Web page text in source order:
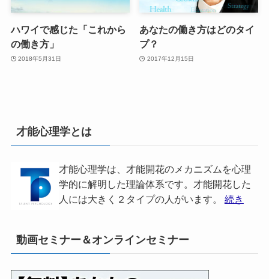
ハワイで感じた「これから
の働き方」
2018年5月31日
あなたの働き方はどのタイ
プ？
2017年12月15日
才能心理学とは
才能心理学は、才能開花のメカニズムを心理
学的に解明した理論体系です。才能開花した
人には大きく２タイプの人がいます。 続き
動画セミナー＆オンラインセミナー